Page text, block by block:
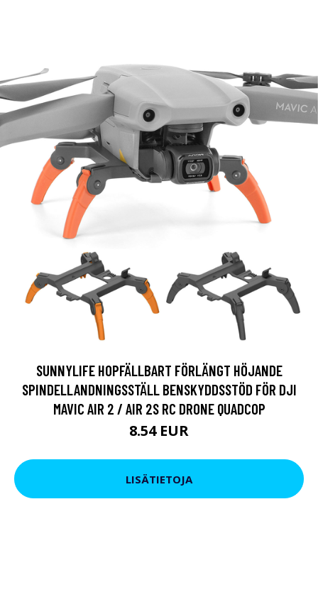
SUNNYLIFE HOPFÄLLBART FÖRLÄNGT HÖJANDE
SPINDELLANDNINGSSTÄLL BENSKYDDSSTÖD FÖR DJI
MAVIC AIR 2 / AIR 2S RC DRONE QUADCOP
8.54 EUR
LISÄTIETOJA